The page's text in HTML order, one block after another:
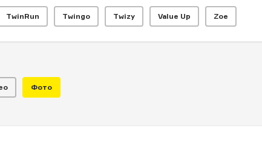
TwinRun Twingo Twizy Value Up Zoe
Фото
конкуренцию бестселлерам, но не смогли